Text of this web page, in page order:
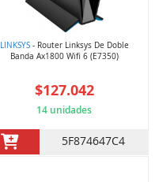
LINKSYS- Router Linksys De Doble
Banda Ax1800 Wifi 6 (E7350)
$127.042
14 unidades
5F874647C4